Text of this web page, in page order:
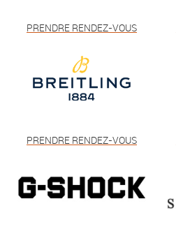
PRENDRE RENDEZ-VOUS
PRENDRE RENDEZ-VOUS